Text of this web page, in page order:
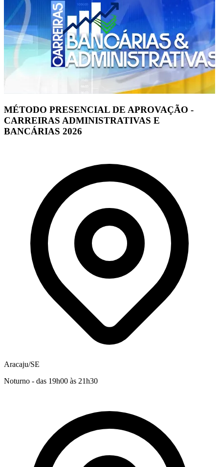
MÉTODO PRESENCIAL DE APROVAÇÃO -
CARREIRAS ADMINISTRATIVAS E
BANCÁRIAS 2026
Aracaju/SE
Noturno - das 19h00 às 21h30